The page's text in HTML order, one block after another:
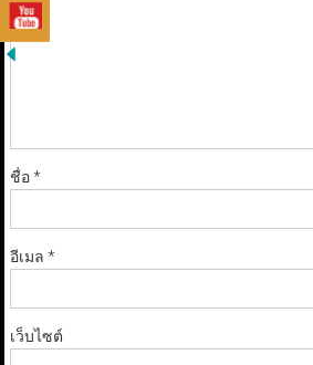
ชื่อ*
อีเมล *
เว็บไซต์